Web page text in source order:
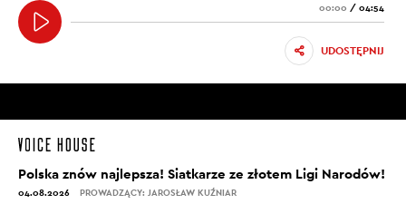
00:00 / 04:54
UDOSTĘPNIJ
Polska znów najlepsza! Siatkarze ze złotem Ligi Narodów!
04.08.2026 PROWADZĄCY: JAROSŁAW KUŹNIAR